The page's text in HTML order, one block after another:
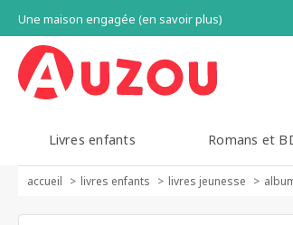
Une maison engagée (en savoir plus)
Livres enfants Romans et
accueil livres enfants livres jeunesse